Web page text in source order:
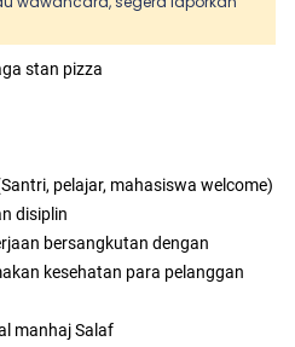
stan pizza
pelajar, mahasiswa welcome)
disiplin
bersangkutan dengan
kesehatan para pelanggan
manhaj Salaf